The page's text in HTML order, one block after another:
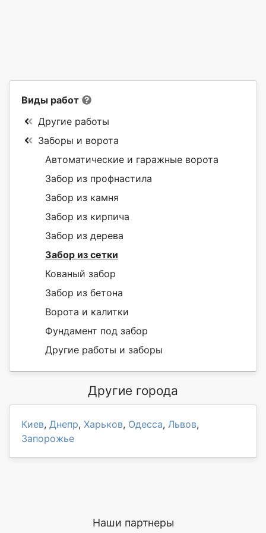
Виды работ
Другие работы
Заборы и ворота
Автоматические и гаражные ворота
Забор из профнастила
Забор из камня
Забор из кирпича
Забор из дерева
Забор из сетки
Кованый забор
Забор из бетона
Ворота и калитки
Фундамент под забор
Другие работы и заборы
Другие города
Киев, Днепр, Харьков, Одесса, Львов,
Запорожье
Наши партнеры